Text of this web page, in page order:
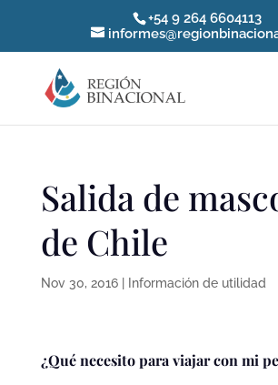
+54 9 264 6604113
Salida de
de Chile
Nov 30, 2016| Información de utilidad
¿Qué necesito para viajar con mi